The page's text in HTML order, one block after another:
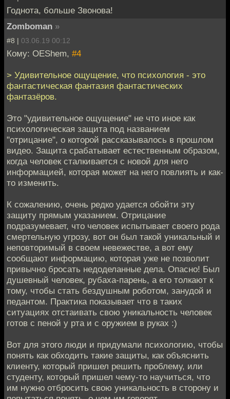
Годнота, больше Звонова!
Zomboman »
#8 | 03.06.19 00:12
Кому: OEShem, #4
> Удивительное ощущение, что психология - это
фантастическая фантазия фантастических
фантазёров.
Это "удивительное ощущение" не что иное как
психологическая защита под названием
"отрицание", о которой рассказывалось в прошлом
видео. Защита срабатывает естественным образом,
когда человек сталкивается с новой для него
информацией, которая может на него повлиять и как-
то изменить.
К сожалению, очень редко удается обойти эту
защиту прямым указанием. Отрицание
подразумевает, что человек испытывает своего рода
смертельную угрозу, вот он был такой уникальный и
неповторимый в своем невежестве, а вот ему
сообщают информацию, которая уже не позволит
привычно бросать недоделанные дела. Опасно! Был
душевный человек, рубаха-парень, а его толкают к
тому, чтобы стать бездушным роботом, занудой и
педантом. Практика показывает что в таких
ситуациях отстаивать свою уникальность человек
готов с пеной у рта и с оружием в руках :)
Вот для этого люди и придумали психологию, чтобы
понять как обходить такие защиты, как объяснить
клиенту, который пришел решить проблему, или
студенту, который пришел чему-то научиться, что
им нужно отбросить свою уникальность в сторону и